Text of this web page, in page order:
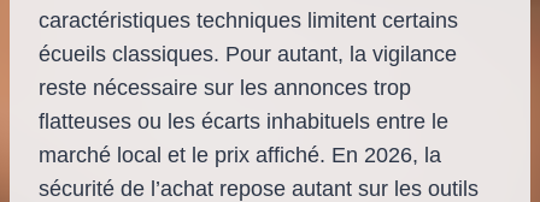
caractéristiques techniques limitent certains
écueils classiques. Pour autant, la vigilance
reste nécessaire sur les annonces trop
flatteuses ou les écarts inhabituels entre le
marché local et le prix affiché. En 2026, la
sécurité de l’achat repose autant sur les outils